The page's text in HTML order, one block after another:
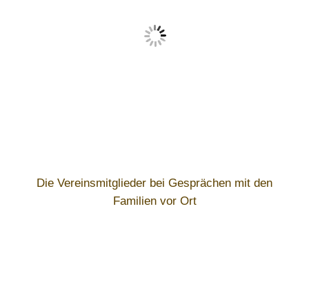
Die Vereinsmitglieder bei Gesprächen mit den
Familien vor Ort